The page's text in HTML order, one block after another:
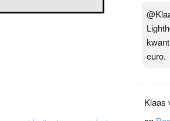
euro.
Klaas